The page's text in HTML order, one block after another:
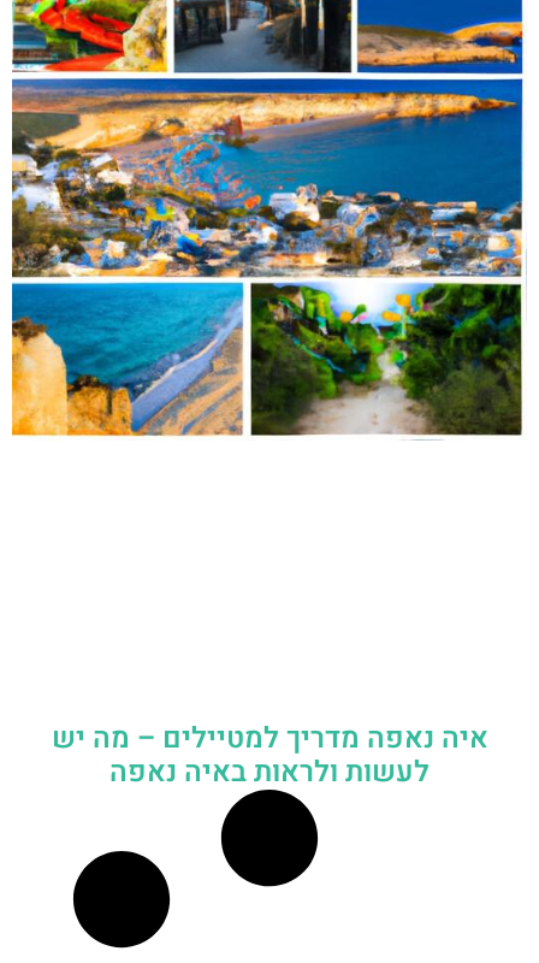
איה נאפה מדריך למטיילים – מה יש
לעשות ולראות באיה נאפה